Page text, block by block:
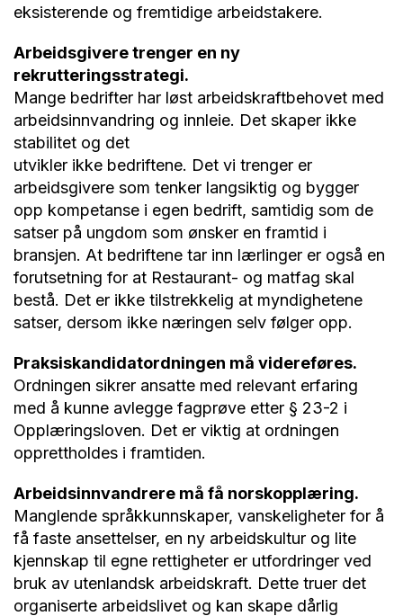
eksisterende og fremtidige arbeidstakere.
Arbeidsgivere trenger en ny
rekrutteringsstrategi.
Mange bedrifter har løst arbeidskraftbehovet med
arbeidsinnvandring og innleie. Det skaper ikke
stabilitet og det
utvikler ikke bedriftene. Det vi trenger er
arbeidsgivere som tenker langsiktig og bygger
opp kompetanse i egen bedrift, samtidig som de
satser på ungdom som ønsker en framtid i
bransjen. At bedriftene tar inn lærlinger er også en
forutsetning for at Restaurant- og matfag skal
bestå. Det er ikke tilstrekkelig at myndighetene
satser, dersom ikke næringen selv følger opp.
Praksiskandidatordningen må videreføres.
Ordningen sikrer ansatte med relevant erfaring
med å kunne avlegge fagprøve etter § 23-2 i
Opplæringsloven. Det er viktig at ordningen
opprettholdes i framtiden.
Arbeidsinnvandrere må få norskopplæring.
Manglende språkkunnskaper, vanskeligheter for å
få faste ansettelser, en ny arbeidskultur og lite
kjennskap til egne rettigheter er utfordringer ved
bruk av utenlandsk arbeidskraft. Dette truer det
organiserte arbeidslivet og kan skape dårlig